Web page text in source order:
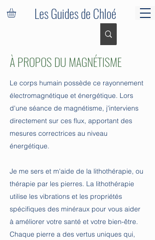
Les Guides de Chloé
À PROPOS DU MAGNÉTISME
Le corps humain possède ce rayonnement
électromagnétique et énergétique. Lors
d'une séance de magnétisme, j'interviens
directement sur ces flux, apportant des
mesures correctrices au niveau
énergétique.
Je me sers et m'aide de la lithothérapie, ou
thérapie par les pierres. La lithothérapie
utilise les vibrations et les propriétés
spécifiques des minéraux pour vous aider
à améliorer votre santé et votre bien-être.
Chaque pierre a des vertus uniques qui,